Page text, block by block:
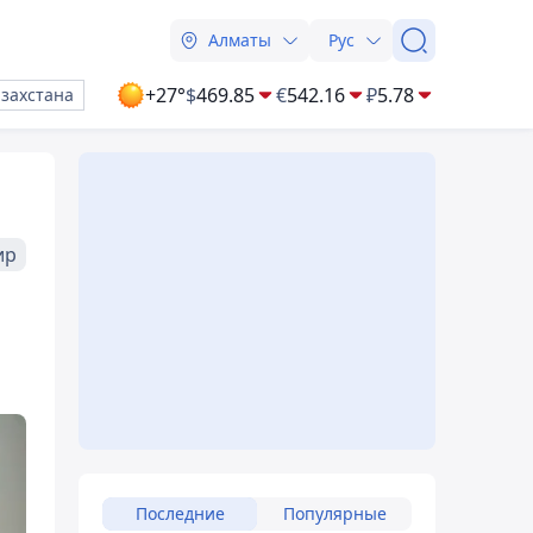
Алматы Рус
+27°$469.85 €542.16 ₽5.78
Последние Популярные